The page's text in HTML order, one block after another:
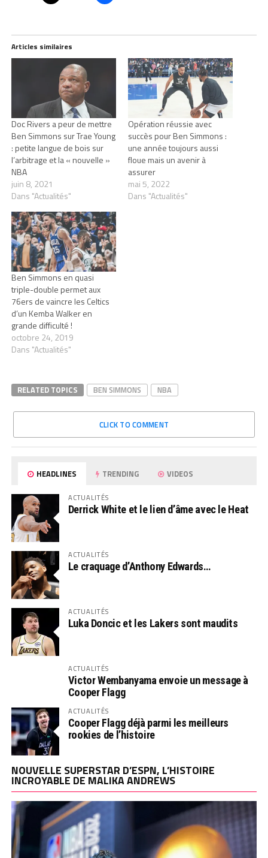
Articles similaires
Doc Rivers a peur de mettre
Ben Simmons sur Trae Young
: petite langue de bois sur
l’arbitrage et la « nouvelle »
NBA
juin 8, 2021
Dans "Actualités"
Opération réussie avec
succès pour Ben Simmons :
une année toujours aussi
floue mais un avenir à
assurer
mai 5, 2022
Dans "Actualités"
Ben Simmons en quasi
triple-double permet aux
76ers de vaincre les Celtics
d’un Kemba Walker en
grande difficulté !
octobre 24, 2019
Dans "Actualités"
RELATED TOPICS BEN SIMMONS NBA
CLICK TO COMMENT
HEADLINES TRENDING VIDEOS
ACTUALITÉS
Derrick White et le lien d’âme avec le Heat
ACTUALITÉS
Le craquage d’Anthony Edwards…
ACTUALITÉS
Luka Doncic et les Lakers sont maudits
ACTUALITÉS
Victor Wembanyama envoie un message à
Cooper Flagg
ACTUALITÉS
Cooper Flagg déjà parmi les meilleurs
rookies de l’histoire
NOUVELLE SUPERSTAR D’ESPN, L’HISTOIRE
INCROYABLE DE MALIKA ANDREWS